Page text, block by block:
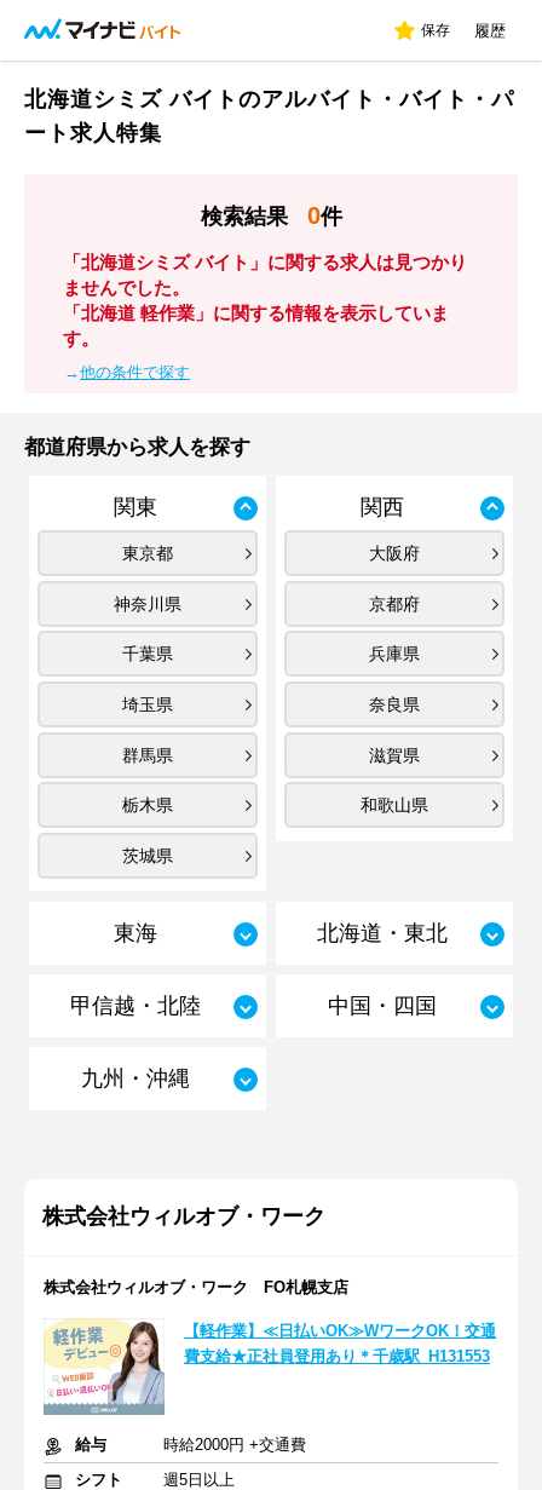
保存 履歴
北海道シミズ バイトのアルバイト・バイト・パ
ート求人特集
検索結果 0件
「北海道シミズ バイト」に関する求人は見つかり
ませんでした。
「北海道 軽作業」に関する情報を表示していま
す。
→他の条件で探す
都道府県から求人を探す
関東
東京都
神奈川県
千葉県
埼玉県
群馬県
栃木県
茨城県
関西
大阪府
京都府
兵庫県
奈良県
滋賀県
和歌山県
東海 北海道・東北
甲信越・北陸 中国・四国
九州・沖縄
株式会社ウィルオブ・ワーク
株式会社ウィルオブ・ワーク FO札幌支店
【軽作業】≪日払いOK≫WワークOK！交通
費支給★正社員登用あり＊千歳駅_H131553
給与
時給2000円 +交通費
シフト
週5日以上